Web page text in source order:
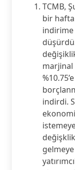
TCMB,
bir
indirime
marjinal
indirdi.